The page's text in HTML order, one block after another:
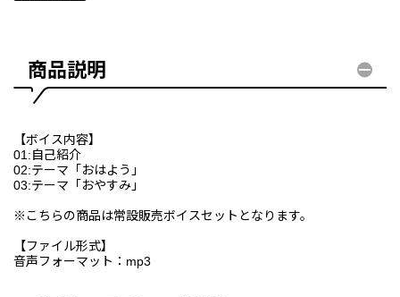
商品説明
【ボイス内容】
01:自己紹介
02:テーマ「おはよう」
03:テーマ「おやすみ」
※こちらの商品は常設販売ボイスセットとなります。
【ファイル形式】
音声フォーマット：mp3